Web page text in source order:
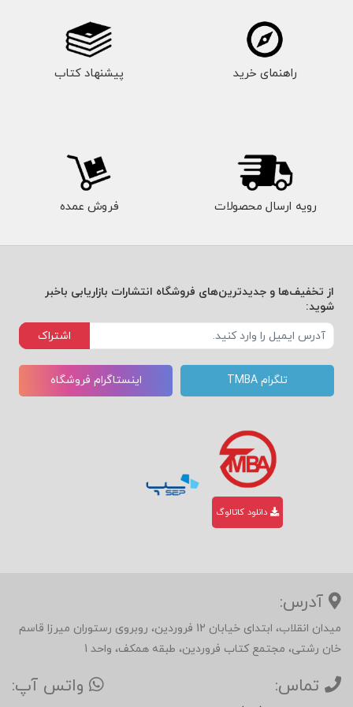
راهنمای خرید پیشنهاد کتاب
رویه ارسال محصولات فروش عمده
از تخفیف‌ها و جدیدترین‌های فروشگاه انتشارات بازاریابی باخبر
شوید:
اشتراک
تلگرام TMBA اینستاگرام فروشگاه
دانلود کاتالوگ
آدرس:
میدان انقلاب، ابتدای خیابان 12 فروردین، روبروی رستوران میرزا قاسم
خان رشتی، مجتمع کتاب فروردین، طبقه همکف، واحد 1
تماس: واتس آپ: